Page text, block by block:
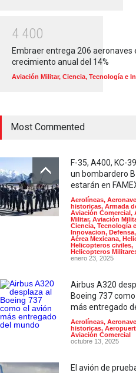
4 400
Embraer entrega 206 aeronaves
crecimiento anual del 14%
Aviación Militar, Ciencia, Tecnología e
Most Commented
F-35, A400, KC-
un bombardero
estarán en
Aerolíneas,
historicas, Armada
Aviación Comercial,
Militar, Aviación
Ciencia, Tecnología e
Innovacion, Defensa,
Aérea Mexicana,
Helicopteros civiles,
Helicopteros
enero 23, 2025
Airbus A320
Boeing 737
más entregado
Aerolíneas,
historicas,
Aviación Comercial
octubre 13, 2025
El avión de